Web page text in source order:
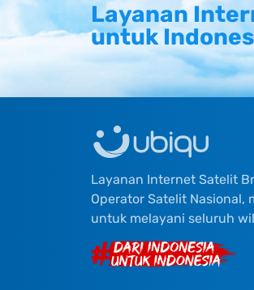
Layanan
untuk
Layanan Internet Satelit
Operator Satelit Nasional,
untuk melayani seluruh